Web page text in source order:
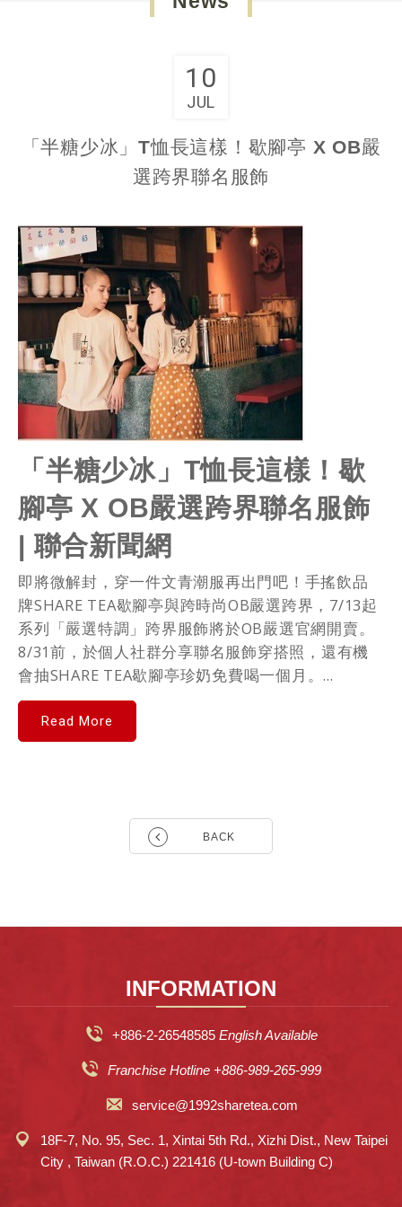
10
JUL
「半糖少冰」T恤長這樣！歇腳亭 X OB嚴
選跨界聯名服飾
「半糖少冰」T恤長這樣！歇
腳亭 X OB嚴選跨界聯名服飾
| 聯合新聞網
即將微解封，穿一件文青潮服再出門吧！手搖飲品
牌SHARE TEA歇腳亭與跨時尚OB嚴選跨界，7/13起
系列「嚴選特調」跨界服飾將於OB嚴選官網開賣。
8/31前，於個人社群分享聯名服飾穿搭照，還有機
會抽SHARE TEA歇腳亭珍奶免費喝一個月。...
Read More
BACK
INFORMATION
+886-2-26548585 English Available
Franchise Hotline +886-989-265-999
service@1992sharetea.com
18F-7, No. 95, Sec. 1, Xintai 5th Rd., Xizhi Dist., New Taipei
City , Taiwan (R.O.C.) 221416 (U-town Building C)